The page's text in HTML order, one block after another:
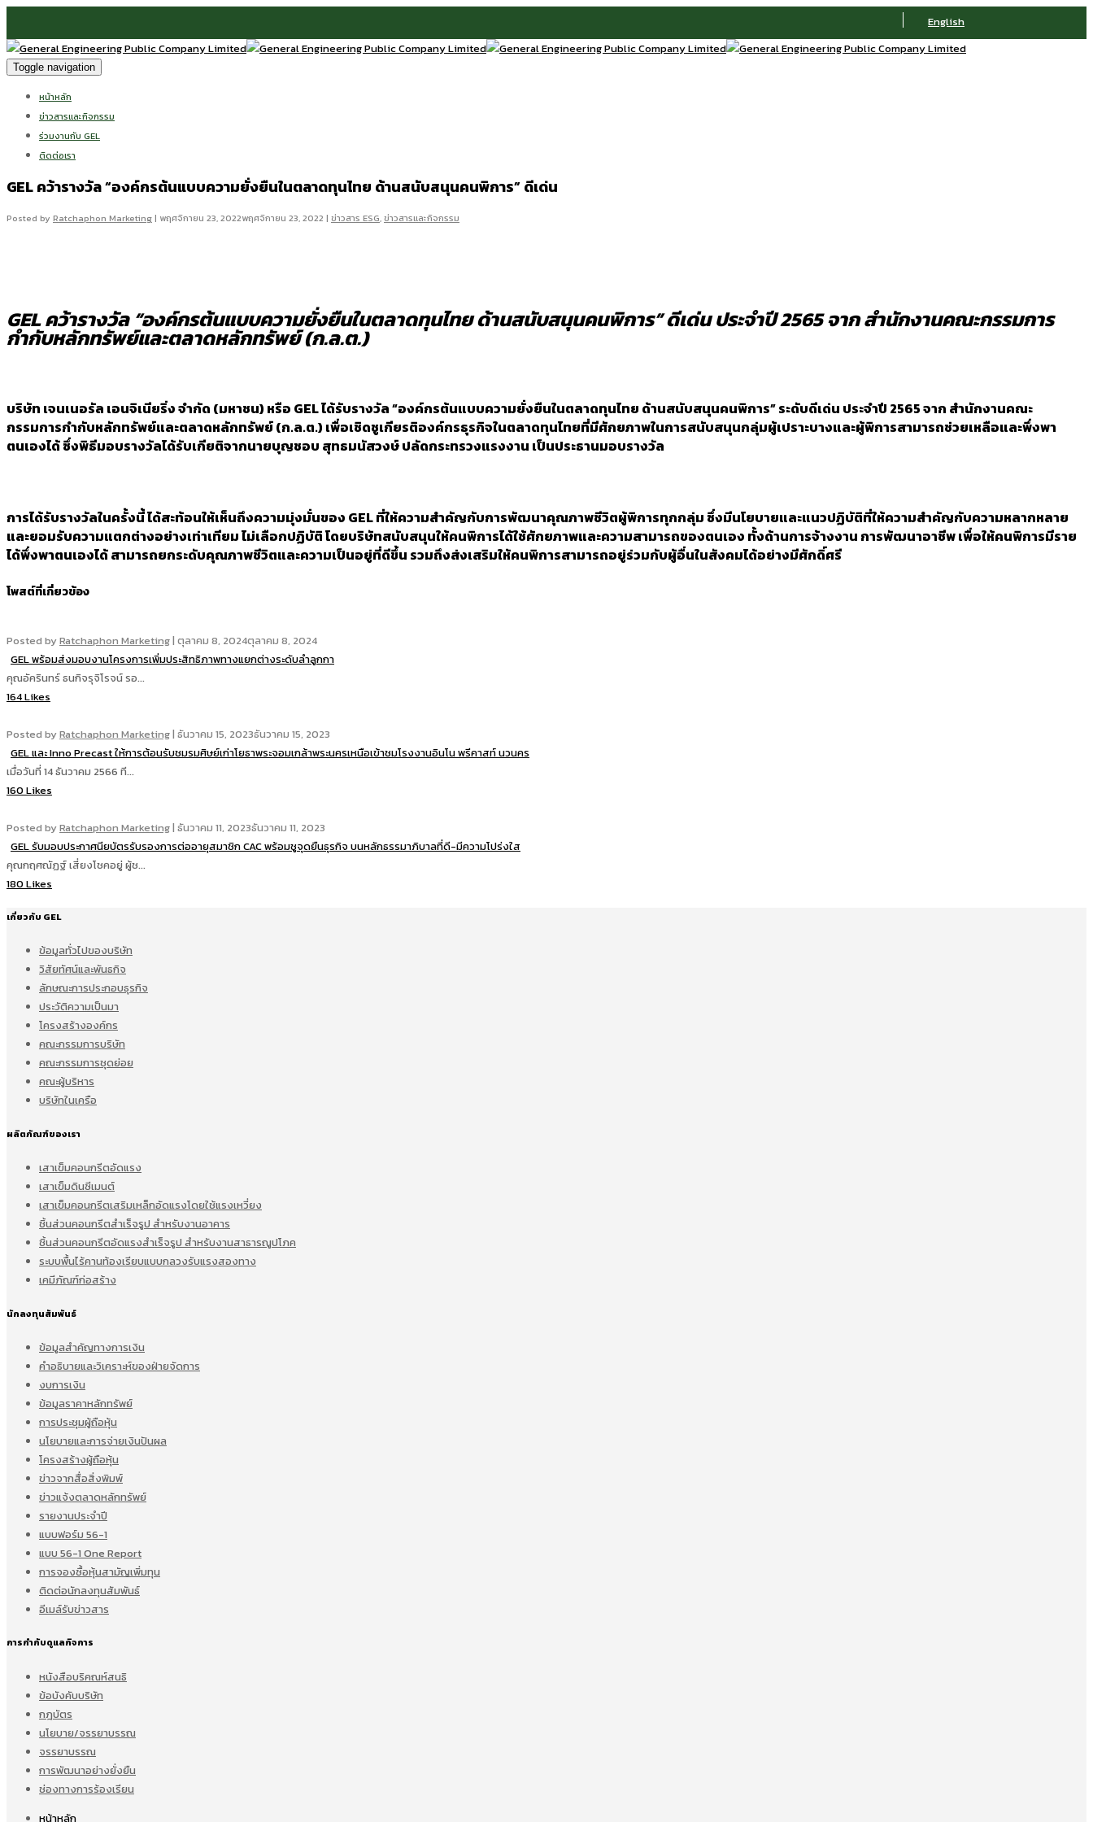
English
Toggle navigation
หน้าหลัก
ข่าวสารและกิจกรรม
ร่วมงานกับ GEL
ติดต่อเรา
GEL คว้ารางวัล “องค์กรต้นแบบความยั่งยืนในตลาดทุนไทย ด้านสนับสนุนคนพิการ” ดีเด่น
Posted by Ratchaphon Marketing| พฤศจิกายน 23, 2022พฤศจิกายน 23, 2022 | ข่าวสาร ESG,ข่าวสารและกิจกรรม
GEL คว้ารางวัล “องค์กรต้นแบบความยั่งยืนในตลาดทุนไทย ด้านสนับสนุนคนพิการ” ดีเด่น ประจำปี 2565 จาก สำนักงานคณะกรรมการ
กำกับหลักทรัพย์และตลาดหลักทรัพย์ (ก.ล.ต.)
บริษัท เจนเนอรัล เอนจิเนียริ่ง จำกัด (มหาชน) หรือ GEL ได้รับรางวัล “องค์กรต้นแบบความยั่งยืนในตลาดทุนไทย ด้านสนับสนุนคนพิการ” ระดับดีเด่น ประจำปี 2565 จาก สำนักงานคณะ
กรรมการกำกับหลักทรัพย์และตลาดหลักทรัพย์ (ก.ล.ต.) เพื่อเชิดชูเกียรติองค์กรธุรกิจในตลาดทุนไทยที่มีศักยภาพในการสนับสนุนกลุ่มผู้เปราะบางและผู้พิการสามารถช่วยเหลือและพึ่งพา
ตนเองได้ ซึ่งพิธีมอบรางวัลได้รับเกียติจากนายบุญชอบ สุทธมนัสวงษ์ ปลัดกระทรวงแรงงาน เป็นประธานมอบรางวัล
การได้รับรางวัลในครั้งนี้ ได้สะท้อนให้เห็นถึงความมุ่งมั่นของ GEL ที่ให้ความสำคัญกับการพัฒนาคุณภาพชีวิตผู้พิการทุกกลุ่ม ซึ่งมีนโยบายและแนวปฏิบัติที่ให้ความสำคัญกับความหลากหลาย
และยอมรับความแตกต่างอย่างเท่าเทียม ไม่เลือกปฏิบัติ โดยบริษัทสนับสนุนให้คนพิการได้ใช้ศักยภาพและความสามารถของตนเอง ทั้งด้านการจ้างงาน การพัฒนาอาชีพ เพื่อให้คนพิการมีราย
ได้พึ่งพาตนเองได้ สามารถยกระดับคุณภาพชีวิตและความเป็นอยู่ที่ดีขึ้น รวมถึงส่งเสริมให้คนพิการสามารถอยู่ร่วมกับผู้อื่นในสังคมได้อย่างมีศักดิ์ศรี
โพสต์ที่เกี่ยวข้อง
Posted byRatchaphon Marketing| ตุลาคม 8, 2024ตุลาคม 8, 2024
GEL พร้อมส่งมอบงานโครงการเพิ่มประสิทธิภาพทางแยกต่างระดับลำลูกกา
คุณอัครินทร์ ธนกิจรุจิโรจน์ รอ...
164 Likes
Posted byRatchaphon Marketing| ธันวาคม 15, 2023ธันวาคม 15, 2023
GEL และ Inno Precast ให้การต้อนรับชมรมศิษย์เก่าโยธาพระจอมเกล้าพระนครเหนือเข้าชมโรงงานอินโน พรีคาสท์ นวนคร
เมื่อวันที่ 14 ธันวาคม 2566 ที...
160 Likes
Posted byRatchaphon Marketing| ธันวาคม 11, 2023ธันวาคม 11, 2023
GEL รับมอบประกาศนียบัตรรับรองการต่ออายุสมาชิก CAC พร้อมชูจุดยืนธุรกิจ บนหลักธรรมาภิบาลที่ดี-มีความโปร่งใส
คุณกฤศณัฏฐ์ เสี่ยงโชคอยู่ ผู้ช...
180 Likes
เกี่ยวกับ GEL
ข้อมูลทั่วไปของบริษัท
วิสัยทัศน์และพันธกิจ
ลักษณะการประกอบธุรกิจ
ประวัติความเป็นมา
โครงสร้างองค์กร
คณะกรรมการบริษัท
คณะกรรมการชุดย่อย
คณะผู้บริหาร
บริษัทในเครือ
ผลิตภัณฑ์ของเรา
เสาเข็มคอนกรีตอัดแรง
เสาเข็มดินซีเมนต์
เสาเข็มคอนกรีตเสริมเหล็กอัดแรงโดยใช้แรงเหวี่ยง
ชิ้นส่วนคอนกรีตสำเร็จรูป สำหรับงานอาคาร
ชิ้นส่วนคอนกรีตอัดแรงสำเร็จรูป สำหรับงานสาธารณูปโภค
ระบบพื้นไร้คานท้องเรียบแบบกลวงรับแรงสองทาง
เคมีภัณฑ์ก่อสร้าง
นักลงทุนสัมพันธ์
ข้อมูลสำคัญทางการเงิน
คำอธิบายและวิเคราะห์ของฝ่ายจัดการ
งบการเงิน
ข้อมูลราคาหลักทรัพย์
การประชุมผู้ถือหุ้น
นโยบายและการจ่ายเงินปันผล
โครงสร้างผู้ถือหุ้น
ข่าวจากสื่อสิ่งพิมพ์
ข่าวแจ้งตลาดหลักทรัพย์
รายงานประจำปี
แบบฟอร์ม 56-1
แบบ 56-1 One Report
การจองซื้อหุ้นสามัญเพิ่มทุน
ติดต่อนักลงทุนสัมพันธ์
อีเมล์รับข่าวสาร
การกำกับดูแลกิจการ
หนังสือบริคณห์สนธิ
ข้อบังคับบริษัท
กฎบัตร
นโยบาย/จรรยาบรรณ
จรรยาบรรณ
การพัฒนาอย่างยั่งยืน
ช่องทางการร้องเรียน
หน้าหลัก